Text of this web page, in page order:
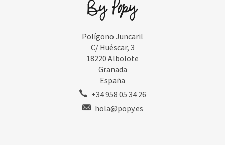
Polígono Juncaril
C/ Huéscar, 3
18220 Albolote
Granada
España
+34 958 05 34 26
hola@popy.es